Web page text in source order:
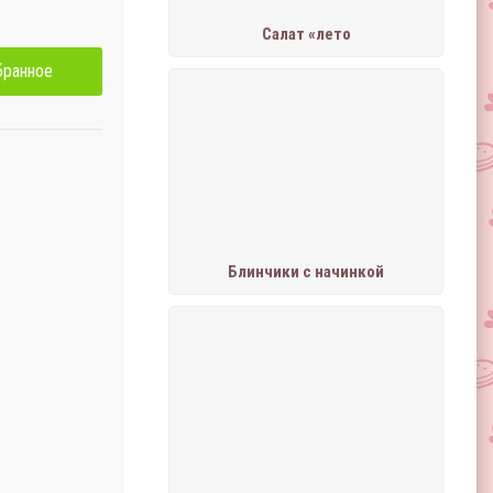
Салат «лето
Блинчики с начинкой